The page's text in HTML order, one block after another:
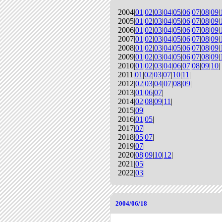
2004|01 |02|03|04|05|06|07|08|09|
2005|01 |02|03|04|05|06|07|08|09|
2006|01 |02|03|04|05|06|07|08|09|
2007|01 |02|03|04|05|06|07|08|09|
2008|01 |02|03|04|05|06|07|08|09|
2009|01 |02|03|04|05|06|07|08|09|
2010|01 |02|03|04|06|07|08|09|10|
2011|01 |02|03|07|10|11 |
2012|02|03|04|07|08|09|
2013|01 |06|07|
2014|02|08|09|11 |
2015|09|
2016|01 |05|
2017|07|
2018|05|07|
2019|07|
2020|08|09|10|12|
2021|05|
2022|03|
2004/06/18